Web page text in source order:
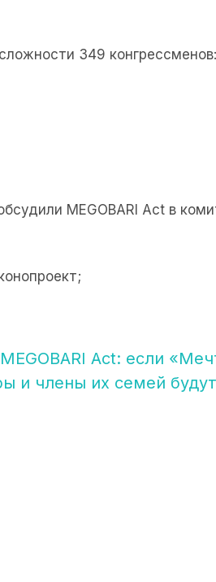
349 конгрессменов:
MEGOBARI Act в
Act: если
и члены их семей будут